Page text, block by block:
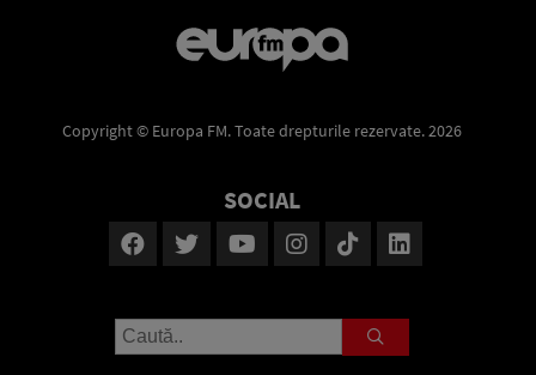
Copyright © Europa FM. Toate drepturile rezervate. 2026
SOCIAL